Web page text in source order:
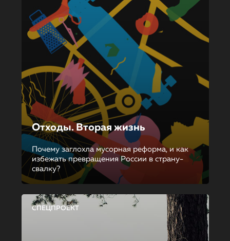
Отходы. Вторая жизнь
Почему заглохла мусорная реформа, и как
избежать превращения России в страну-
свалку?
СПЕЦПРОЕКТ